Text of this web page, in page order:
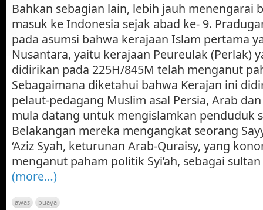
Bahkan sebagian lain, lebih jauh menengarai
masuk ke Indonesia sejak abad ke- 9.
pada asumsi bahwa kerajaan Islam pertama
Nusantara, yaitu kerajaan Peureulak (Perlak)
didirikan pada 225H/845M telah menganut
Sebagaimana diketahui bahwa Kerajan ini
pelaut-pedagang Muslim asal Persia, Arab
mula datang untuk mengislamkan penduduk
Belakangan mereka mengangkat seorang
‘Aziz Syah, keturunan Arab-Quraisy, yang
menganut paham politik Syi’ah, sebagai
(more…)
awas buaya